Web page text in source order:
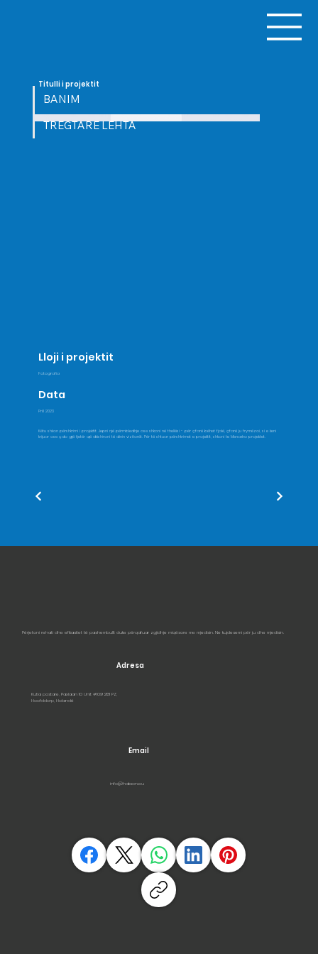
BANIM
TREGTARE LEHTA
Titulli i projektit
Lloji i projektit
Fotografia
Data
Prill 2023
Këtu shkon përshkrimi i projektit. Jepni një përmbledhje ose shkoni në thellësi - për çfarë bëhet fjalë, çfarë ju frymëzoi, si e keni
krijuar ose çdo gjë tjetër që dëshironi të dinin vizitorët. Për të shtuar përshkrimet e projektit, shkoni te Menaxho projektet.
Përjetoni rehati dhe efikasitet të pashembullt duke përqafuar zgjidhje miqësore me mjedisin. Ne kujdesemi për ju dhe mjedisin.
Adresa
Kutia postare, Paxlaan 10 Unit #109 2131 PZ,
Hoofddorp, Holandë
info@hakson.eu
Email